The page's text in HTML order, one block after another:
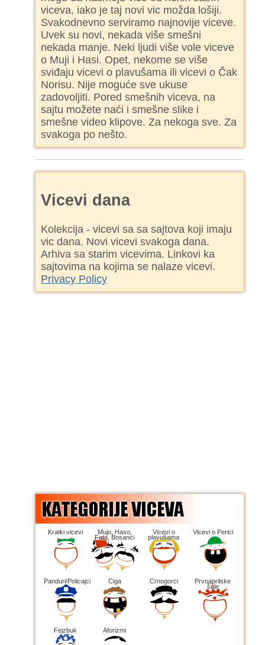
viceva, iako je taj novi vic možda lošiji.
Svakodnevno serviramo najnovije viceve.
Uvek su novi, nekada više smešni
nekada manje. Neki ljudi više vole viceve
o Muji i Hasi. Opet, nekome se više
sviđaju vicevi o plavušama ili vicevi o Čak
Norisu. Nije moguće sve ukuse
zadovoljiti. Pored smešnih viceva, na
sajtu možete naći i smešne slike i
smešne video klipove. Za nekoga sve. Za
svakoga po nešto.
Vicevi dana
Kolekcija - vicevi sa sa sajtova koji imaju
vic dana. Novi vicevi svakoga dana.
Arhiva sa starim vicevima. Linkovi ka
sajtovima na kojima se nalaze vicevi.
Privacy Policy
Kratki vicevi Mujo, Haso,
Fata, Bosanci
Vicevi o
plavušama
Vicevi o Perici
Panduri/Policajci Ciga Crnogorci Prvoaprilske
šale
Fejzbuk Aforizmi